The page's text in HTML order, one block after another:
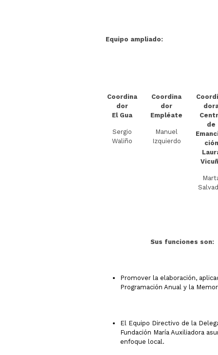
Equipo ampliado:
Coordina
dor
El Gua
Sergio
Waliño
Coordina
dor
Empléate
Manuel
Izquierdo
de
ción
Sus funciones son:
Promover la elaboración,
Programación Anual y la
El Equipo Directivo de la
Fundación María Auxiliadora
enfoque local.